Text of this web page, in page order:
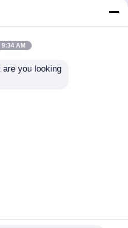
Weißes Beermat-Brett,
Papier-0.7mm 1.2mm
1.5mm
9:34 AM
are you looking